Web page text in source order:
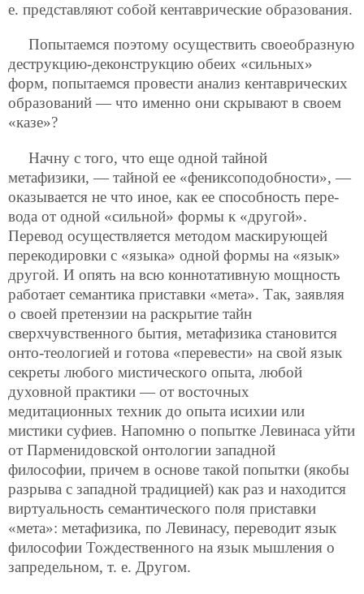
е. представляют собой кентаврические образования.
Попытаемся поэтому осуществить своеобразную
деструкцию-деконструкцию обеих «сильных»
форм, попытаемся провести анализ кентаврических
образований — что именно они скрывают в своем
«казе»?
Начну с того, что еще одной тайной
метафизики, — тайной ее «фениксоподобности», —
оказывается не что иное, как ее способность пере-
вода от одной «сильной» формы к «другой».
Перевод осуществляется методом маскирующей
перекодировки с «языка» одной формы на «язык»
другой. И опять на всю коннотативную мощность
работает семантика приставки «мета». Так, заявляя
о своей претензии на раскрытие тайн
сверхчувственного бытия, метафизика становится
онто-теологией и готова «перевести» на свой язык
секреты любого мистического опыта, любой
духовной практики — от восточных
медитационных техник до опыта исихии или
мистики суфиев. Напомню о попытке Левинаса уйти
от Парменидовской онтологии западной
философии, причем в основе такой попытки (якобы
разрыва с западной традицией) как раз и находится
виртуальность семантического поля приставки
«мета»: метафизика, по Левинасу, переводит язык
философии Тождественного на язык мышления о
запредельном, т. е. Другом.